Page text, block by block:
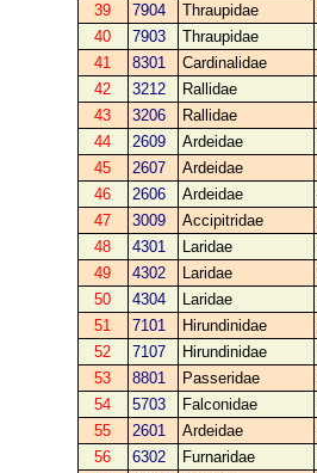
39
7904 Thraupidae
40
7903 Thraupidae
41
8301 Cardinalidae
42
3212 Rallidae
43
3206 Rallidae
44
2609 Ardeidae
45
2607 Ardeidae
46
2606 Ardeidae
47
3009 Accipitridae
48
4301 Laridae
49
4302 Laridae
50
4304 Laridae
51
7101 Hirundinidae
52
7107 Hirundinidae
53
8801 Passeridae
54
5703 Falconidae
55
2601 Ardeidae
56
6302 Furnaridae